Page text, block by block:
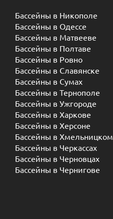
Бассейны в Никополе
Бассейны в Одессе
Бассейны в Матвееве
Бассейны в Полтаве
Бассейны в Ровно
Бассейны в Славянске
Бассейны в Сумах
Бассейны в Тернополе
Бассейны в Ужгороде
Бассейны в Харкове
Бассейны в Херсоне
Бассейны в Хмельницком
Бассейны в Черкассах
Бассейны в Черновцах
Бассейны в Чернигове